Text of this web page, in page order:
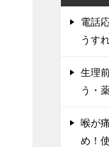
電話
うす
生理
う・
喉が
め！